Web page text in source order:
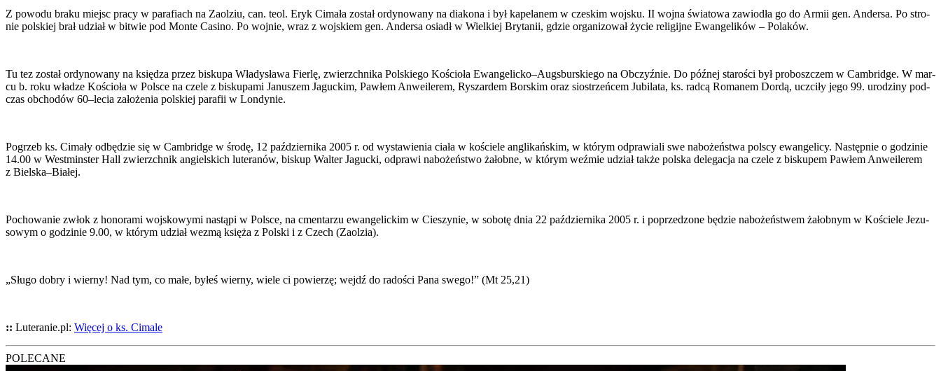
Z powo­du bra­ku miejsc pra­cy w para­fiach na Zaol­ziu, can. teol. Eryk Cima­ła został ordy­no­wa­ny na dia­ko­na i był kape­la­nem w cze­skim woj­sku. II woj­na świa­to­wa zawio­dła go do Armii gen. Ander­sa. Po stro­
nie pol­skiej brał udział w bitwie pod Mon­te Casi­no. Po woj­nie, wraz z woj­skiem gen. Ander­sa osiadł w Wiel­kiej Bry­ta­nii, gdzie orga­ni­zo­wał życie reli­gij­ne Ewan­ge­li­ków – Pola­ków.
Tu tez został ordy­no­wa­ny na księ­dza przez bisku­pa Wła­dy­sła­wa Fier­lę, zwierzch­ni­ka Pol­skie­go Kościo­ła Ewangelicko–Augsburskiego na Obczyź­nie. Do póź­nej sta­ro­ści był pro­bosz­czem w Cam­brid­ge. W mar­
cu b. roku wła­dze Kościo­ła w Pol­sce na cze­le z bisku­pa­mi Janu­szem Jaguc­kim, Paw­łem Anwe­ile­rem, Ryszar­dem Bor­skim oraz sio­strzeń­cem Jubi­la­ta, ks. rad­cą Roma­nem Dordą, uczci­ły jego 99. uro­dzi­ny pod­
czas obcho­dów 60–lecia zało­że­nia pol­skiej para­fii w Lon­dy­nie.
Pogrzeb ks. Cima­ły odbę­dzie się w Cam­brid­ge w śro­dę, 12 paź­dzier­ni­ka 2005 r. od wysta­wie­nia cia­ła w koście­le angli­kań­skim, w któ­rym odpra­wia­li swe nabo­żeń­stwa pol­scy ewan­ge­li­cy. Następ­nie o godzi­nie
14.00 w West­min­ster Hall zwierzch­nik angiel­skich lute­ra­nów, biskup Wal­ter Jaguc­ki, odpra­wi nabo­żeń­stwo żałob­ne, w któ­rym weź­mie udział tak­że pol­ska dele­ga­cja na cze­le z bisku­pem Paw­łem Anwe­ile­rem
z Bielska–Białej.
Pocho­wa­nie zwłok z hono­ra­mi woj­sko­wy­mi nastą­pi w Pol­sce, na cmen­ta­rzu ewan­ge­lic­kim w Cie­szy­nie, w sobo­tę dnia 22 paź­dzier­ni­ka 2005 r. i poprze­dzo­ne będzie nabo­żeń­stwem żałob­nym w Koście­le Jezu­
so­wym o godzi­nie 9.00, w któ­rym udział wezmą księ­ża z Pol­ski i z Czech (Zaol­zia).
„Słu­go dobry i wier­ny! Nad tym, co małe, byłeś wier­ny, wie­le ci powie­rzę; wejdź do rado­ści Pana swe­go!” (Mt 25,21)
:: Luteranie.pl: Wię­cej o ks. Cima­le
POLECANE